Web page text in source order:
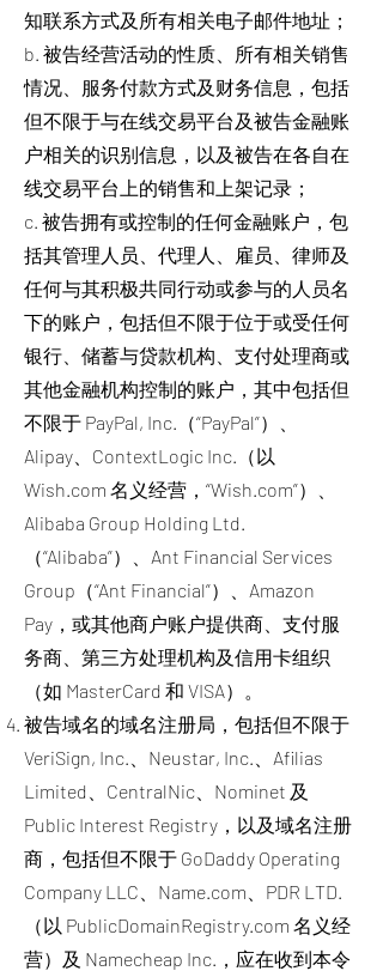
知联系方式及所有相关电子邮件地址；
b. 被告经营活动的性质、所有相关销售
情况、服务付款方式及财务信息，包括
但不限于与在线交易平台及被告金融账
户相关的识别信息，以及被告在各自在
线交易平台上的销售和上架记录；
c. 被告拥有或控制的任何金融账户，包
括其管理人员、代理人、雇员、律师及
任何与其积极共同行动或参与的人员名
下的账户，包括但不限于位于或受任何
银行、储蓄与贷款机构、支付处理商或
其他金融机构控制的账户，其中包括但
不限于 PayPal, Inc.（“PayPal”）、
Alipay、ContextLogic Inc.（以
Wish.com 名义经营，“Wish.com”）、
Alibaba Group Holding Ltd.
（“Alibaba”）、Ant Financial Services
Group（“Ant Financial”）、Amazon
Pay，或其他商户账户提供商、支付服
务商、第三方处理机构及信用卡组织
（如 MasterCard 和 VISA）。
被告域名的域名注册局，包括但不限于
VeriSign, Inc.、Neustar, Inc.、Afilias
Limited、CentralNic、Nominet 及
Public Interest Registry，以及域名注册
商，包括但不限于 GoDaddy Operating
Company LLC、Name.com、PDR LTD.
（以 PublicDomainRegistry.com 名义经
营）及 Namecheap Inc.，应在收到本令